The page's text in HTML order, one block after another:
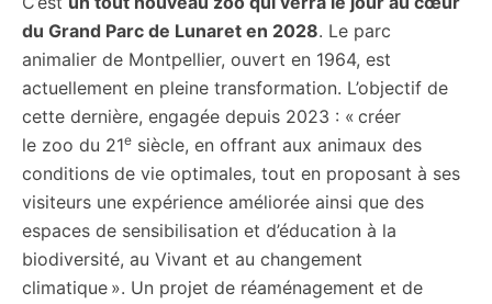
du Grand Parc de Lunaret en 2028. Le parc
animalier de Montpellier, ouvert en 1964, est
actuellement en pleine transformation. L’objectif de
cette dernière, engagée depuis 2023 : « créer
le zoo du 21e siècle, en offrant aux animaux des
conditions de vie optimales, tout en proposant à ses
visiteurs une expérience améliorée ainsi que des
espaces de sensibilisation et d’éducation à la
biodiversité, au Vivant et au changement
climatique ». Un projet de réaménagement et de